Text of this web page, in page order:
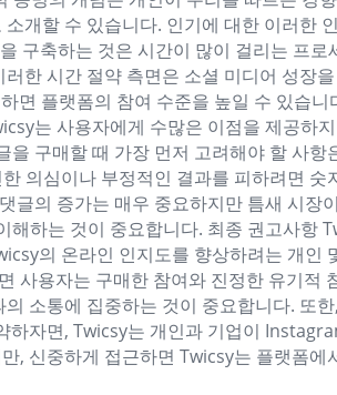
개할 수 있습니다. 인기에 대한 이러한
축하는 것은 시간이 많이 걸리는 프
한 시간 절약 측면은 소셜 미디어 성장
플랫폼의 참여 수준을 높일 수 있습
는 사용자에게 수많은 이점을 제공하
구매할 때 가장 먼저 고려해야 할 사
의심이나 부정적인 결과를 피하려면
의 증가는 매우 중요하지만 틈새 시
하는 것이 중요합니다. 최종 권고사
의 온라인 인지도를 향상하려는 개
용자는 구매한 참여와 진정한 유기
소통에 집중하는 것이 중요합니다. 또
자면, Twicsy는 개인과 기업이
, 신중하게 접근하면 Twicsy는 플랫폼